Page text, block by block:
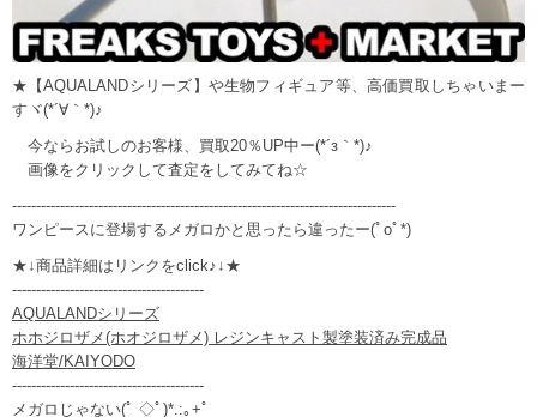
★【AQUALANDシリーズ】や生物フィギュア等、高価買取しちゃいまー
すヾ(*´∀｀*)♪
今ならお試しのお客様、買取20％UP中ー(*´з｀*)♪
画像をクリックして査定をしてみてね☆
--------------------------------------------------------------------------------
ワンピースに登場するメガロかと思ったら違ったー(ﾟoﾟ*)
★↓商品詳細はリンクをclick♪↓★
----------------------------------------
AQUALANDシリーズ
ホホジロザメ(ホオジロザメ) レジンキャスト製塗装済み完成品
海洋堂/KAIYODO
----------------------------------------
メガロじゃない(ﾟ ◇ﾟ)*.:｡+ﾟ